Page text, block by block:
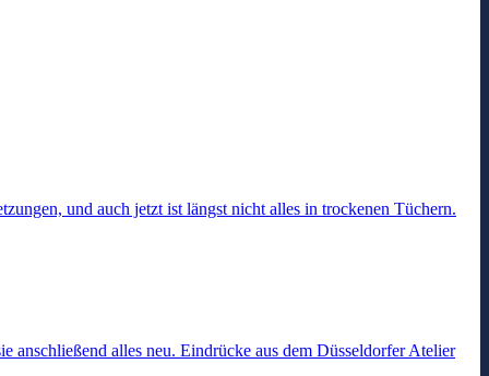
und auch jetzt ist längst nicht alles in trockenen Tüchern.
alles neu. Eindrücke aus dem Düsseldorfer Atelier